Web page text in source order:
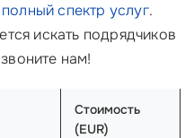
полный спектр услуг.
искать подрядчиков
нам!
Стоимость
(EUR)